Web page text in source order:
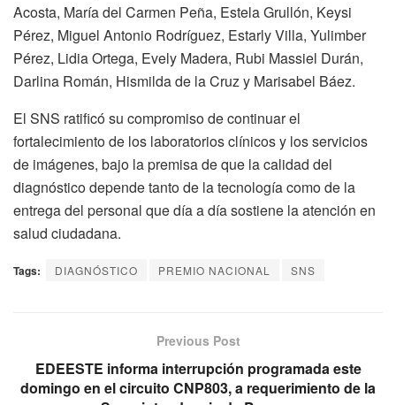
Acosta, María del Carmen Peña, Estela Grullón, Keysi
Pérez, Miguel Antonio Rodríguez, Estarly Villa, Yulimber
Pérez, Lidia Ortega, Evely Madera, Rubi Massiel Durán,
Darlina Román, Hismilda de la Cruz y Marisabel Báez.
El SNS ratificó su compromiso de continuar el
fortalecimiento de los laboratorios clínicos y los servicios
de imágenes, bajo la premisa de que la calidad del
diagnóstico depende tanto de la tecnología como de la
entrega del personal que día a día sostiene la atención en
salud ciudadana.
Tags: DIAGNÓSTICO PREMIO NACIONAL SNS
Previous Post
EDEESTE informa interrupción programada este
domingo en el circuito CNP803, a requerimiento de la